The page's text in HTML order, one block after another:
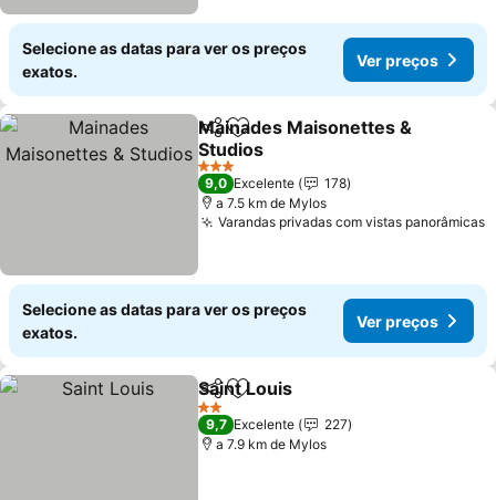
Selecione as datas para ver os preços
exatos.
Ver preços
PartilharAdicionar aos favoritos
Mainades Maisonettes &
Studios
3 Estrelas
9,0 Excelente
178
a 7.5 km de Mylos
Varandas privadas com vistas panorâmicas
Selecione as datas para ver os preços
exatos.
Ver preços
PartilharAdicionar aos favoritos
Saint Louis
2 Estrelas
9,7 Excelente
227
a 7.9 km de Mylos